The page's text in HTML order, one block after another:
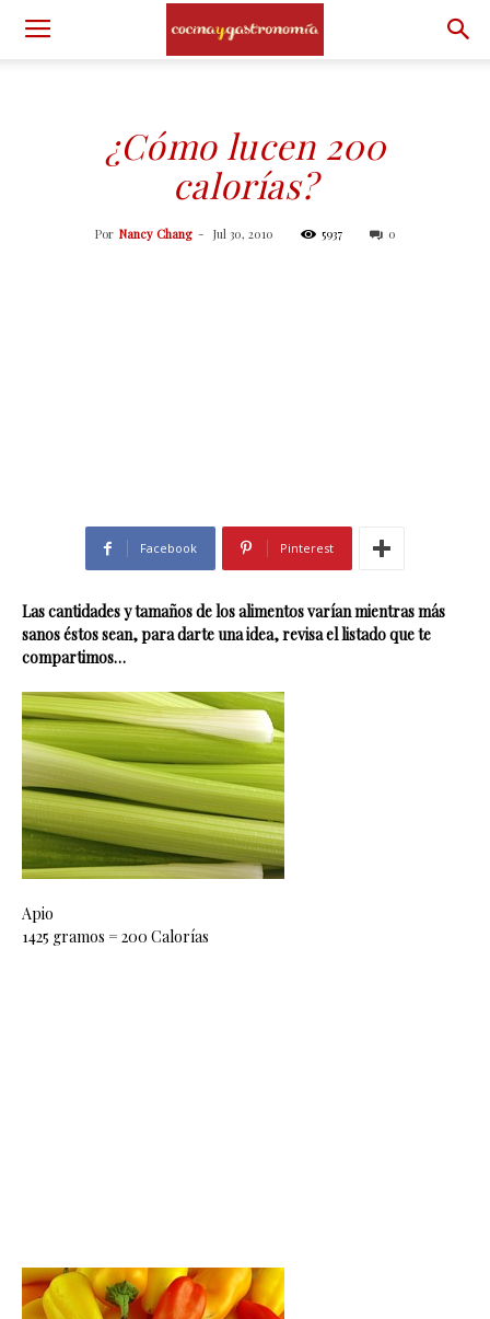
¿Cómo lucen 200
calorías?
Por Nancy Chang - Jul 30, 2010 5937 0
Facebook Pinterest
Las cantidades y tamaños de los alimentos varían mientras más
sanos éstos sean, para darte una idea, revisa el listado que te
compartimos…
Apio
1425 gramos = 200 Calorías